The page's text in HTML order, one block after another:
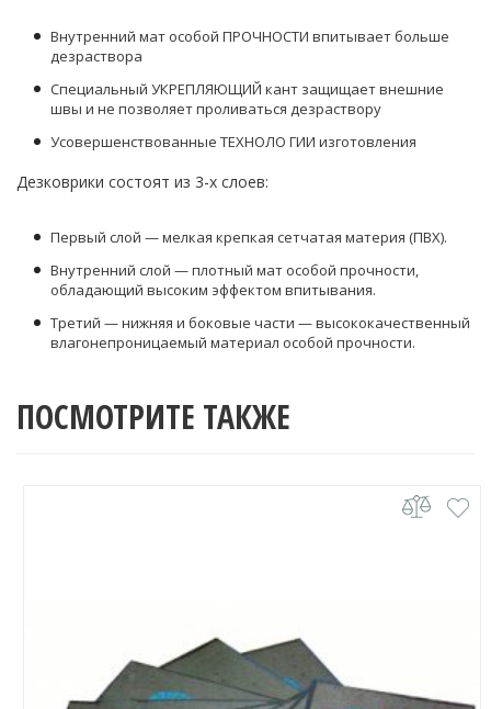
Внутренний мат особой ПРОЧНОСТИ впитывает больше
дезраствора
Специальный УКРЕПЛЯЮЩИЙ кант защищает внешние
швы и не позволяет проливаться дезраствору
Усовершенствованные ТЕХНОЛО ГИИ изготовления
Дезковрики состоят из 3-х слоев:
Первый слой — мелкая крепкая сетчатая материя (ПВХ).
Внутренний слой — плотный мат особой прочности,
обладающий высоким эффектом впитывания.
Третий — нижняя и боковые части — высококачественный
влагонепроницаемый материал особой прочности.
ПОСМОТРИТЕ ТАКЖЕ